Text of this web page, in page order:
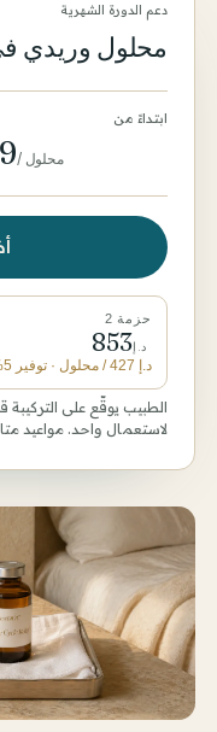
دعم الدورة الشهرية
محلول وريدي
ابتداءً من
/ محلول
حزمة 2
د.إ853
د.إ 427/ محلول · توفير 5%
الطبيب يوقّع على
لاستعمال واحد. مواعيد